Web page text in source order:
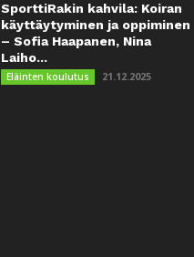
SporttiRakin kahvila: Koiran
käyttäytyminen ja oppiminen
– Sofia Haapanen, Nina
Laiho...
Eläinten koulutus 21.12.2025